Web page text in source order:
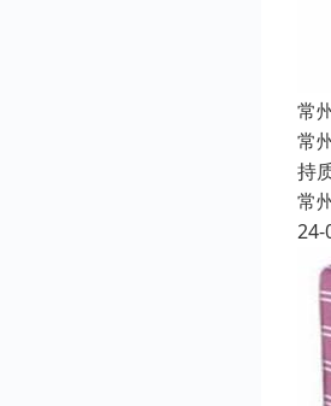
常
常
持
常
24-